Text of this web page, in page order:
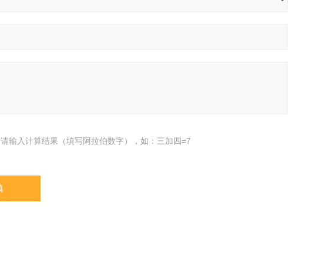
请输入计算结果（填写阿拉伯数字），如：三加四=7